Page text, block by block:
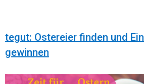
tegut: Ostereier finden und
gewinnen